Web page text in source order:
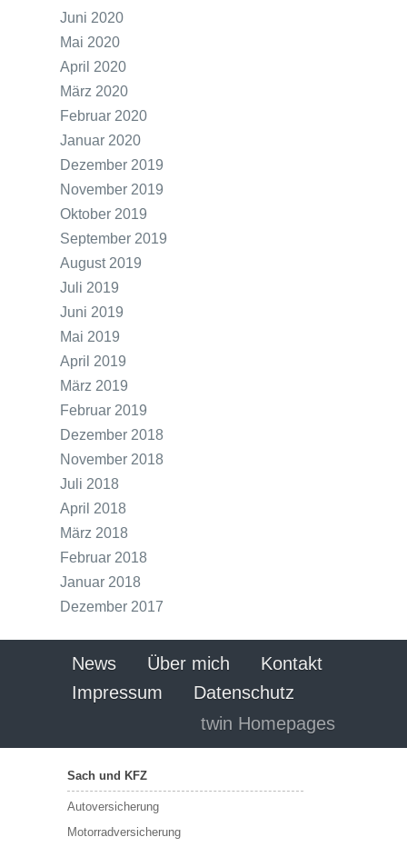
Juni 2020
Mai 2020
April 2020
März 2020
Februar 2020
Januar 2020
Dezember 2019
November 2019
Oktober 2019
September 2019
August 2019
Juli 2019
Juni 2019
Mai 2019
April 2019
März 2019
Februar 2019
Dezember 2018
November 2018
Juli 2018
April 2018
März 2018
Februar 2018
Januar 2018
Dezember 2017
News Über mich
Kontakt
Impressum
Datenschutz
twin Homepages
Sach und KFZ
Autoversicherung
Motorradversicherung